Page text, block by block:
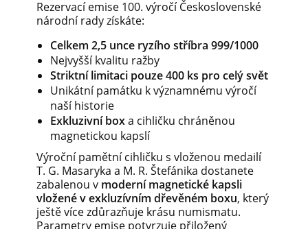
Rezervací emise 100. výročí Československé
národní rady získáte:
Celkem 2,5 unce ryzího stříbra 999/1000
Nejvyšší kvalitu ražby
Striktní limitaci pouze 400 ks pro celý svět
Unikátní památku k významnému výročí
naší historie
Exkluzivní boxa cihličku chráněnou
magnetickou kapslí
Výroční pamětní cihličku s vloženou medailí
T. G. Masaryka a M. R. Štefánika dostanete
zabalenou v moderní magnetické kapsli
vložené v exkluzívním dřevěném boxu, který
ještě více zdůrazňuje krásu numismatu.
Parametry emise potvrzuje přiložený